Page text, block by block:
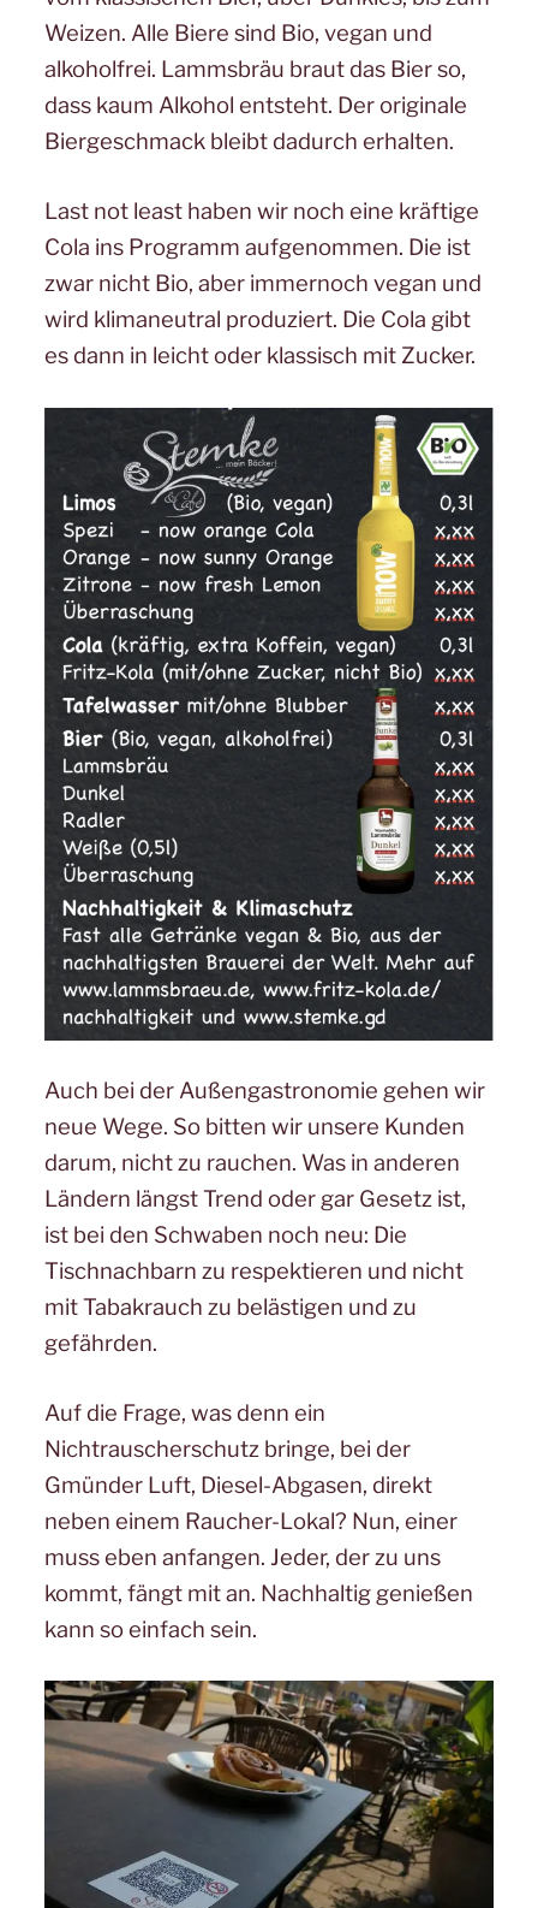
Weizen. Alle Biere sind Bio, vegan und
alkoholfrei. Lammsbräu braut das Bier so,
dass kaum Alkohol entsteht. Der originale
Biergeschmack bleibt dadurch erhalten.
Last not least haben wir noch eine kräftige
Cola ins Programm aufgenommen. Die ist
zwar nicht Bio, aber immernoch vegan und
wird klimaneutral produziert. Die Cola gibt
es dann in leicht oder klassisch mit Zucker.
Auch bei der Außengastronomie gehen wir
neue Wege. So bitten wir unsere Kunden
darum, nicht zu rauchen. Was in anderen
Ländern längst Trend oder gar Gesetz ist,
ist bei den Schwaben noch neu: Die
Tischnachbarn zu respektieren und nicht
mit Tabakrauch zu belästigen und zu
gefährden.
Auf die Frage, was denn ein
Nichtrauscherschutz bringe, bei der
Gmünder Luft, Diesel-Abgasen, direkt
neben einem Raucher-Lokal? Nun, einer
muss eben anfangen. Jeder, der zu uns
kommt, fängt mit an. Nachhaltig genießen
kann so einfach sein.